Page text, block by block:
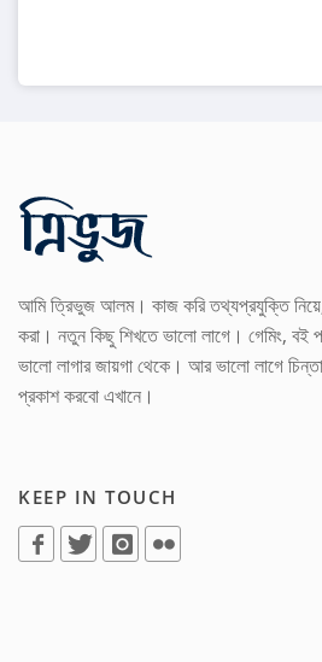
আমি ত্রিভুজ আলম। কাজ করি তথ্যপ্রযুক্তি নিয়ে,
করা। নতুন কিছু শিখতে ভালো লাগে। গেমিং, বই
ভালো লাগার জায়গা থেকে। আর ভালো লাগে
প্রকাশ করবো এখানে।
KEEP IN TOUCH